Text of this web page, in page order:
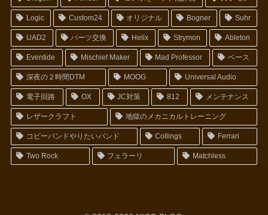
Logic Custom24 オリジナル Bogner Suhr
UAD2 パーツ交換 Helix Strymon Ableton
Eventide Mischief Maker Mad Professor ベース
深夜の２時間DTM MOOG Universal Audio
電子回路 OX JC対策 812 メンテナンス
レザークラフト 地獄のメカニカルトレーニング
コピーバンドやりたいバンド Collings Ferrari
Two Rock フェラーリ Matchless